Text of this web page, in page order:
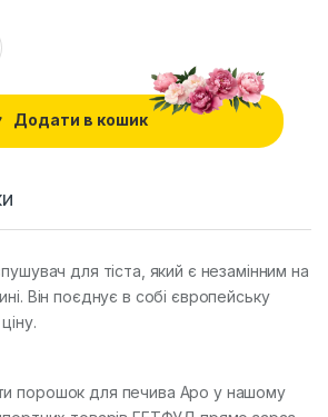
Додати в кошик
для тіста, який є незамінним на
Він поєднує в собі європейську
порошок для печива Аро у нашому